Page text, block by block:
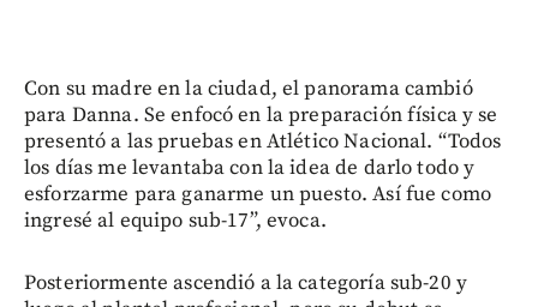
Con su madre en la ciudad, el panorama cambió
para Danna. Se enfocó en la preparación física y se
presentó a las pruebas en Atlético Nacional. “Todos
los días me levantaba con la idea de darlo todo y
esforzarme para ganarme un puesto. Así fue como
ingresé al equipo sub-17”, evoca.
Posteriormente ascendió a la categoría sub-20 y